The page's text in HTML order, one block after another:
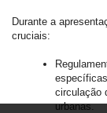
Durante a
cruciais:
circulação
urbanas.